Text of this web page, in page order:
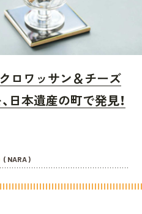
ロワッサン＆チーズ
日本遺産の町で発見！
( NARA )